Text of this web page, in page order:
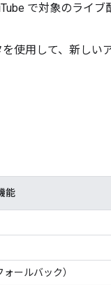
で対象のライブ
使用して、新しい
能
ールバック）